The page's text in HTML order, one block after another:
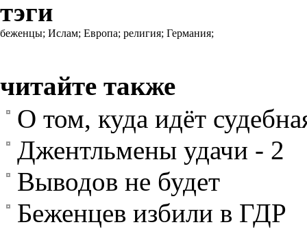
тэги
беженцы; Ислам; Европа; религия; Германия;
читайте также
О том, куда идёт
Джентльмены удачи - 2
Выводов не будет
Беженцев избили в ГДР